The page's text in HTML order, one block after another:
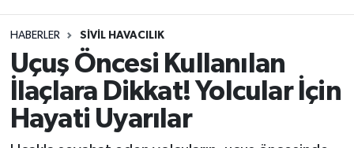
HABERLER SIVIL HAVACILIK
Uçuş Öncesi Kullanılan
İlaçlara Dikkat! Yolcular İçin
Hayati Uyarılar